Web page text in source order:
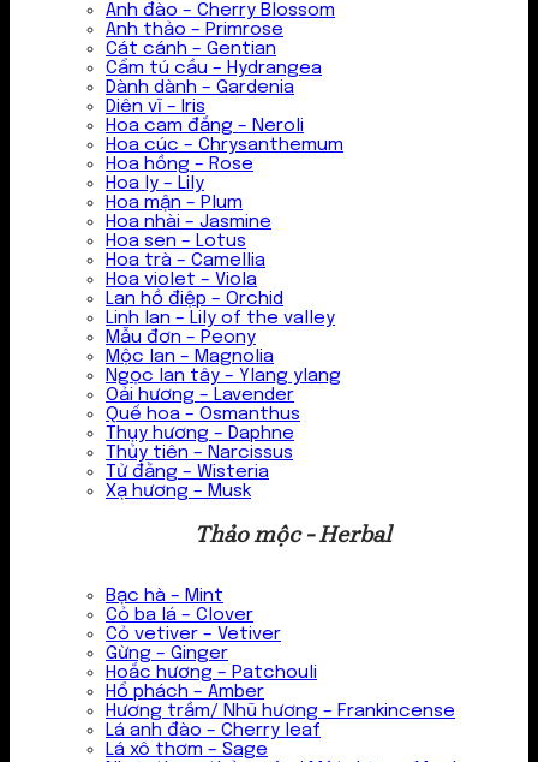
Anh đào – Cherry Blossom
Anh thảo – Primrose
Cát cánh – Gentian
Cẩm tú cầu – Hydrangea
Dành dành – Gardenia
Diên vĩ – Iris
Hoa cam đắng – Neroli
Hoa cúc – Chrysanthemum
Hoa hồng – Rose
Hoa ly – Lily
Hoa mận – Plum
Hoa nhài – Jasmine
Hoa sen – Lotus
Hoa trà – Camellia
Hoa violet – Viola
Lan hồ điệp – Orchid
Linh lan – Lily of the valley
Mẫu đơn – Peony
Mộc lan – Magnolia
Ngọc lan tây – Ylang ylang
Oải hương – Lavender
Quế hoa – Osmanthus
Thụy hương – Daphne
Thủy tiên – Narcissus
Tử đằng – Wisteria
Xạ hương – Musk
Thảo mộc - Herbal
Bạc hà – Mint
Cỏ ba lá – Clover
Cỏ vetiver – Vetiver
Gừng – Ginger
Hoắc hương – Patchouli
Hổ phách – Amber
Hương trầm/ Nhũ hương – Frankincense
Lá anh đào – Cherry leaf
Lá xô thơm – Sage